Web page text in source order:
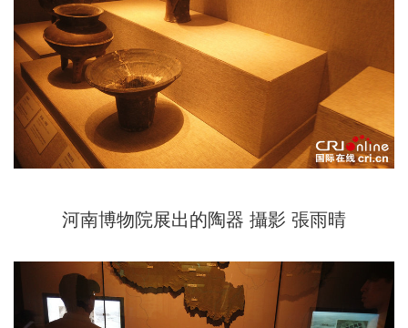
河南博物院展出的陶器 攝影 張雨晴